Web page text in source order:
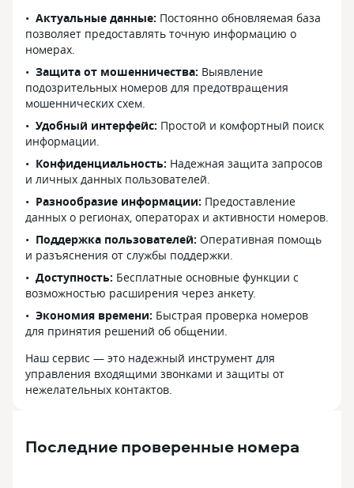
Актуальные данные: Постоянно обновляемая база
позволяет предоставлять точную информацию о
номерах.
Защита от мошенничества: Выявление
подозрительных номеров для предотвращения
мошеннических схем.
Удобный интерфейс: Простой и комфортный поиск
информации.
Конфиденциальность: Надежная защита запросов
и личных данных пользователей.
Разнообразие информации: Предоставление
данных о регионах, операторах и активности номеров.
Поддержка пользователей: Оперативная помощь
и разъяснения от службы поддержки.
Доступность: Бесплатные основные функции с
возможностью расширения через анкету.
Экономия времени: Быстрая проверка номеров
для принятия решений об общении.
Наш сервис — это надежный инструмент для
управления входящими звонками и защиты от
нежелательных контактов.
Последние проверенные номера